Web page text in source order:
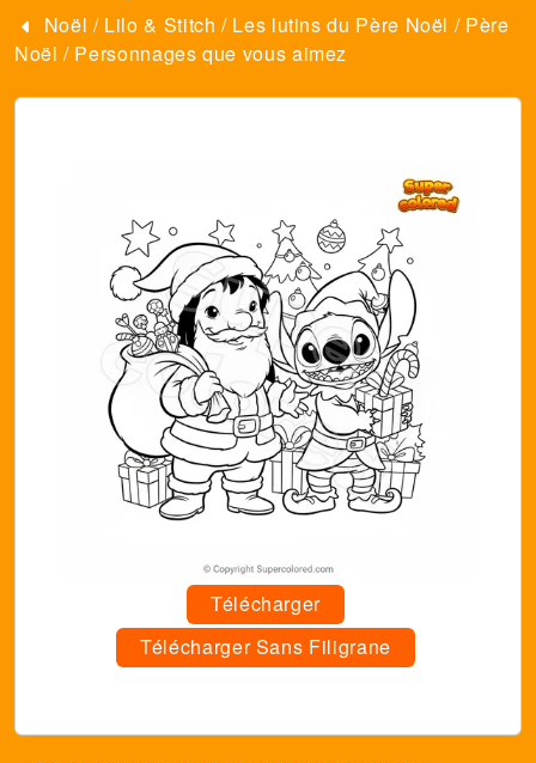
Noël / Lilo & Stitch / Les lutins du Père Noël / Père
Noël / Personnages que vous aimez
Télécharger
Télécharger Sans Filigrane